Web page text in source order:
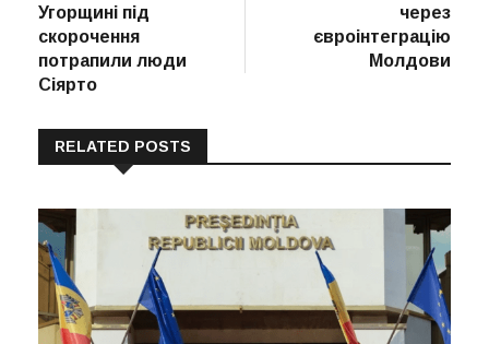
Угорщині під
скорочення
потрапили люди
Сіярто
через
євроінтеграцію
Молдови
RELATED POSTS